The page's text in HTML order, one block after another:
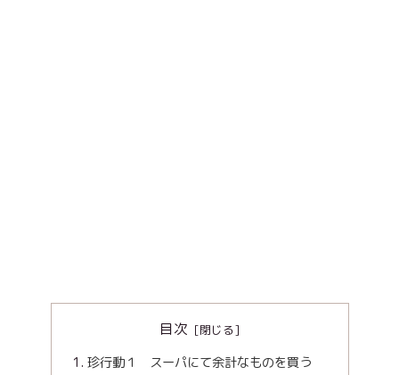
目次
珍行動１ スーパにて余計なものを買う